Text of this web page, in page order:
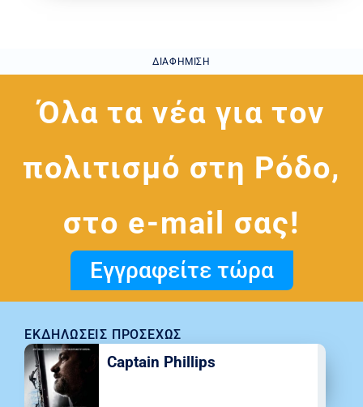
ΔΙΑΦΉΜΙΣΗ
Όλα τα νέα για τον
πολιτισμό στη Ρόδο,
στο e-mail σας!
Εγγραφείτε τώρα
ΕΚΔΗΛΏΣΕΙΣ ΠΡΟΣΕΧΏΣ
Captain Phillips